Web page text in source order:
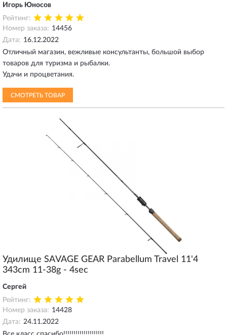
Игорь Юносов
Рейтинг:
Номер заказа: 14456
Дата: 16.12.2022
Отличный магазин, вежливые консультанты, большой выбор
товаров для туризма и рыбалки.
Удачи и процветания.
СМОТРЕТЬ ТОВАР
Удилище SAVAGE GEAR Parabellum Travel 11'4
343cm 11-38g - 4sec
Сергей
Рейтинг:
Номер заказа: 14428
Дата: 24.11.2022